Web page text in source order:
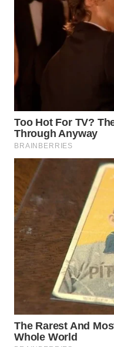
WN
KALSEL
WN
SULSEL
GORONTALO
WN
SULUT
WN
MALUKU
WN
MALUT
WN
DAIRI